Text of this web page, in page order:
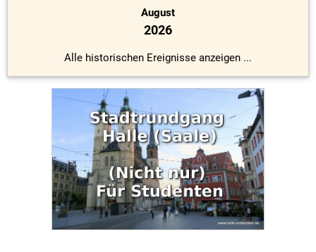
August
2026
Alle historischen Ereignisse anzeigen ...